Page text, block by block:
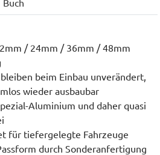
Buch
/ 24mm / 36mm / 48mm
beim Einbau unverändert,
wieder ausbaubar
Aluminium und daher quasi
für tiefergelegte Fahrzeuge
durch Sonderanfertigung